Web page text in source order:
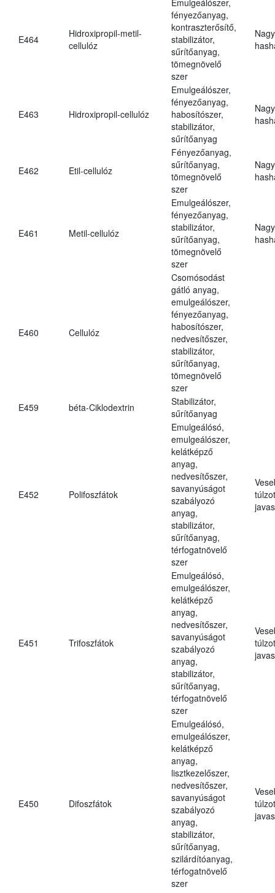
E464
Hidroxipropil-metil-
cellulóz
fényezőanyag,
kontraszterősítő,
stabilizátor,
sűrítőanyag,
tömegnövelő
szer
E463 Hidroxipropil-cellulóz
Emulgeálószer,
fényezőanyag,
habosítószer,
stabilizátor,
sűrítőanyag
E462 Etil-cellulóz
Fényezőanyag,
sűrítőanyag,
tömegnövelő
szer
E461 Metil-cellulóz
Emulgeálószer,
fényezőanyag,
stabilizátor,
sűrítőanyag,
tömegnövelő
szer
E460 Cellulóz
Csomósodást
gátló anyag,
emulgeálószer,
fényezőanyag,
habosítószer,
nedvesítőszer,
stabilizátor,
sűrítőanyag,
tömegnövelő
szer
E459
béta-Ciklodextrin
Stabilizátor,
sűrítőanyag
E452 Polifoszfátok
Emulgeálósó,
emulgeálószer,
kelátképző
anyag,
nedvesítőszer,
savanyúságot
szabályozó
anyag,
stabilizátor,
sűrítőanyag,
térfogatnövelő
szer
E451 Trifoszfátok
Emulgeálósó,
emulgeálószer,
kelátképző
anyag,
nedvesítőszer,
savanyúságot
szabályozó
anyag,
stabilizátor,
sűrítőanyag,
térfogatnövelő
szer
E450 Difoszfátok
Emulgeálósó,
emulgeálószer,
kelátképző
anyag,
lisztkezelőszer,
nedvesítőszer,
savanyúságot
szabályozó
anyag,
stabilizátor,
sűrítőanyag,
szilárdítóanyag,
térfogatnövelő
szer